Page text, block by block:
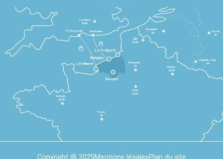
Le Havre
Dieppe
Le Tréport
Rennes
2h30
Tours
3h
Paris
1h30
Beauvais
1h
Reims
2h45
Lille
2h30
Bruxelles
3h
Londres
3h30
Newhaven
Portsmouth
Bonn
5h
Luxembourg
4h
Rouen